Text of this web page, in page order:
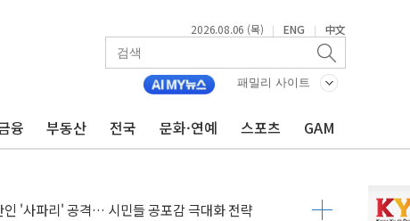
2026.08.06 (목) | ENG | 中文
패밀리 사이트
융 부동산 전국 문화·연예 스포츠 GAM
무즈 재개방 기대에 강세
까지, 상승...호실적 보고 기업 상승세 뚜렷
주총 기대감에 홀로 상한가…마진 잔액은 사상 최고